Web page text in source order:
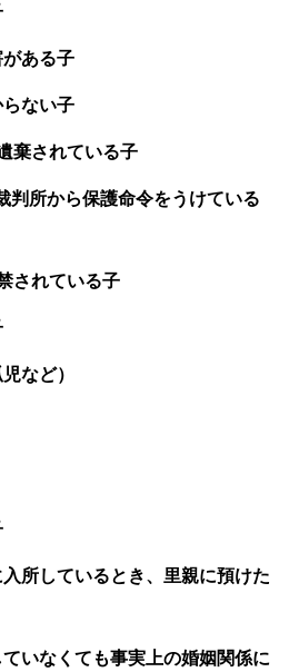
ある子
ない子
棄されている子
判所から保護命令をうけている
されている子
など）
所しているとき、里親に預けた
いなくても事実上の婚姻関係に